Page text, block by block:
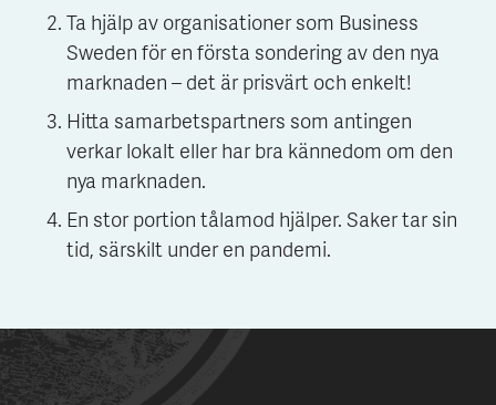
Ta hjälp av organisationer som Business
Sweden för en första sondering av den nya
marknaden – det är prisvärt och enkelt!
Hitta samarbetspartners som antingen
verkar lokalt eller har bra kännedom om den
nya marknaden.
En stor portion tålamod hjälper. Saker tar sin
tid, särskilt under en pandemi.